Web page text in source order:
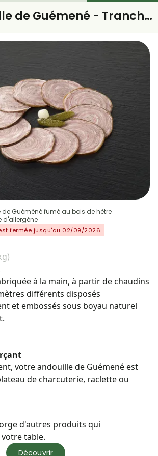
Andouille de Guémené - Tranches
Guéméné fumé au bois de hêtre
d'allergène
fermée jusqu'au 02/09/2026
à la main, à partir de chaudins
différents disposés
et embossés sous boyau naturel
votre andouille de Guémené est
de charcuterie, raclette ou
d'autres produits qui
table.
Découvrir